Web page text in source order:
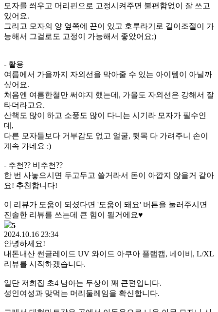
모자를 씌우고 머리핀으로 고정시켜주면 불편함없이 잘 쓰고
있어요.
그리고 모자의 양 옆쪽에 끈이 있고 호루라기로 길이조절이 가
능해서 그걸로도 고정이 가능해서 좋았어요;)
- 활용
여름에서 가을까지 자외선을 막아줄 수 있는 아이템이 아닐까
싶어요.
처음엔 여름한철만 써야지 했는데, 가을도 자외선은 강해서 잘
타더라고요.
산책도 많이 하고 소풍도 많이 다니는 시기라 모자가 필수인
데,
다른 모자들보다 거부감도 없고 얼굴, 뒷목 다 가려주니 손이
계속 가네요 :)
- 추천?? 비추천??
한 번 사놓으시면 두고두고 쓸거라서 돈이 아깝지 않을거 같아
요! 추천합니다!
이 리뷰가 도움이 되셨다면 '도움이 돼요' 버튼을 눌러주시면
진솔한 리뷰를 쓰는데 큰 힘이 될거에요♥
5
2024.10.16 23:34
안녕하세요!
내돈내산 썬글레이드 UV 와이드 아쿠아 플랩캡, 네이비, L/XL
리뷰를 시작하겠습니다.
일단 저희집 초4 남아는 두상이 꽤 큰편입니다.
성인여성과 맞먹는 머리둘레임을 확신합니다.